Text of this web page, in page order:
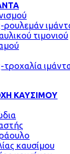
τιμονιού
ΚΑΥΣΙΜΟΥ
καυσίμου